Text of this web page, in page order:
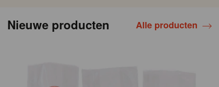
Nieuwe producten Alle producten